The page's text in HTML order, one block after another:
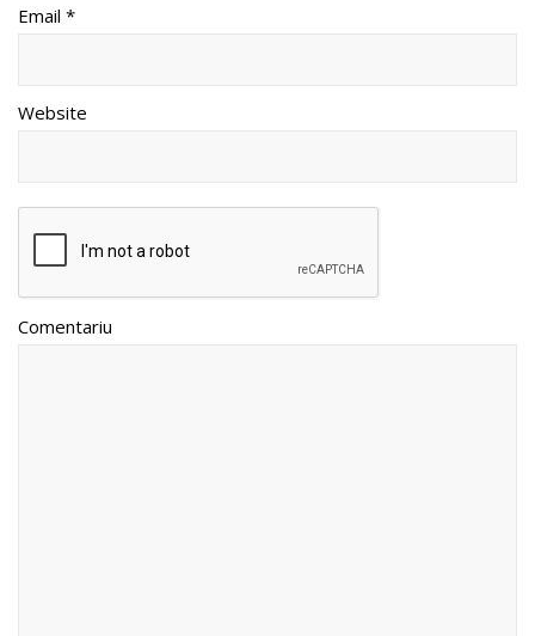
Email *
Website
Comentariu